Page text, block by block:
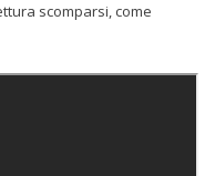
scomparsi, come